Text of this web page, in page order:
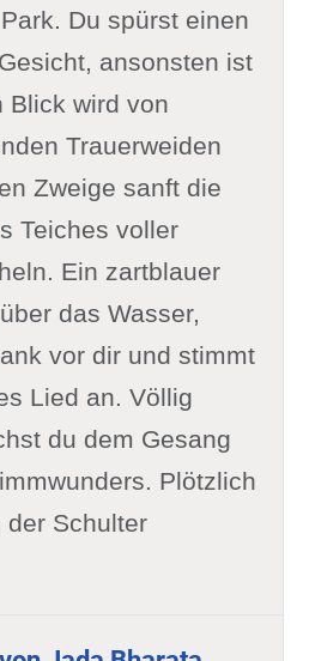
Du spürst einen
ansonsten ist
Blick wird von
Trauerweiden
Zweige sanft die
Teiches voller
Ein zartblauer
das Wasser,
vor dir und stimmt
Lied an. Völlig
du dem Gesang
Plötzlich
der Schulter